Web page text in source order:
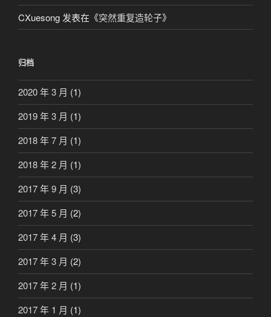
CXuesong 发表在《突然重复造轮子》
归档
2020 年 3 月 (1)
2019 年 3 月 (1)
2018 年 7 月 (1)
2018 年 2 月 (1)
2017 年 9 月 (3)
2017 年 5 月 (2)
2017 年 4 月 (3)
2017 年 3 月 (2)
2017 年 2 月 (1)
2017 年 1 月 (1)